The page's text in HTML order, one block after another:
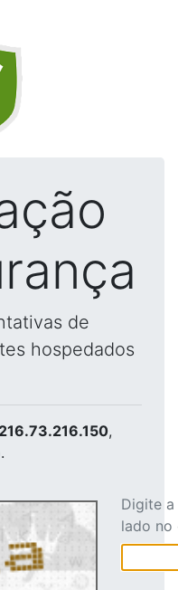
de
hospedados
216.73.216.150,
Digite
lado no